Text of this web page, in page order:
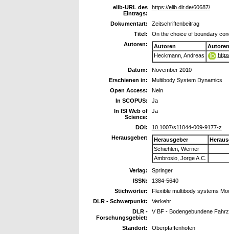
elib-URL des
Eintrags:
https://elib.dlr.de/60687/
Dokumentart:
Zeitschriftenbeitrag
Titel:
On the choice of boundary
Autoren:
Autoren
Heckmann, Andreas
Datum:
November 2010
Erschienen in:
Multibody System Dynamics
Open Access:
Nein
In SCOPUS:
Ja
In ISI Web of
Science:
Ja
DOI:
10.1007/s11044-009-9177-z
Herausgeber:
Herausgeber
Schiehlen, Werner
Ambrosio, Jorge A.C.
Verlag:
Springer
ISSN:
1384-5640
Stichwörter:
Flexible multibody systems
DLR - Schwerpunkt:
Verkehr
DLR -
Forschungsgebiet:
V BF - Bodengebundene
Standort:
Oberpfaffenhofen